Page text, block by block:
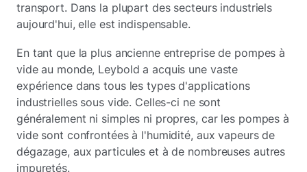
transport. Dans la plupart des secteurs industriels
aujourd'hui, elle est indispensable.
En tant que la plus ancienne entreprise de pompes à
vide au monde, Leybold a acquis une vaste
expérience dans tous les types d'applications
industrielles sous vide. Celles-ci ne sont
généralement ni simples ni propres, car les pompes à
vide sont confrontées à l'humidité, aux vapeurs de
dégazage, aux particules et à de nombreuses autres
impuretés.